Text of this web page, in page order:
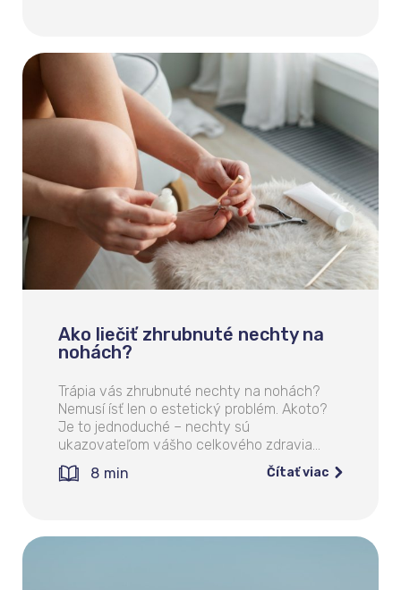
Ako liečiť zhrubnuté nechty na
nohách?
Trápia vás zhrubnuté nechty na nohách?
Nemusí ísť len o estetický problém. Akoto?
Je to jednoduché – nechty sú
ukazovateľom vášho celkového zdravia…
8 min Čítať viac